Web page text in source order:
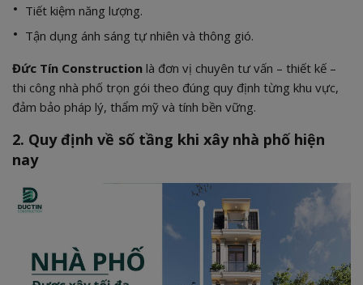
Tiết kiệm năng lượng.
Tận dụng ánh sáng tự nhiên và thông gió.
Đức Tín Construction là đơn vị chuyên tư vấn – thiết kế –
thi công nhà phố trọn gói theo đúng quy định từng khu vực,
đảm bảo pháp lý, thẩm mỹ và tính bền vững.
2. Quy định về số tầng khi xây nhà phố hiện
nay